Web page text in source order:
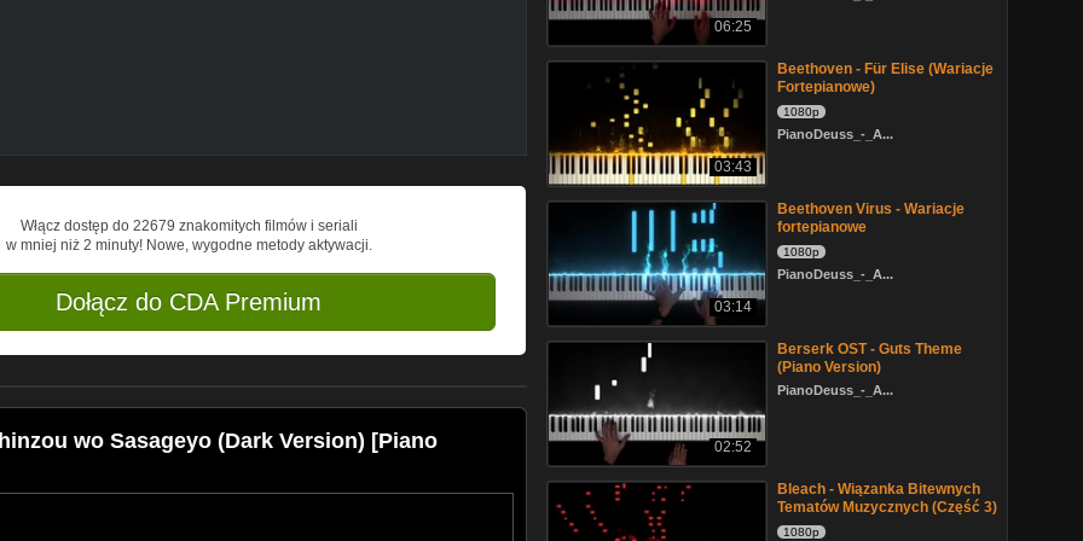
incorrect from a technical point of view.
or consult it with the teacher.
Włącz dostęp do 22679 znakomitych filmów i seriali
w mniej niż 2 minuty! Nowe, wygodne metody aktywacji.
Dołącz do CDA Premium
wo Sasageyo (Dark Version) [Piano
06:25
03:43
Beethoven - Für Elise (Wariacje
Fortepianowe)
1080p
PianoDeuss_-_A...
03:14
Beethoven Virus - Wariacje
fortepianowe
1080p
PianoDeuss_-_A...
02:52
Berserk OST - Guts Theme
(Piano Version)
PianoDeuss_-_A...
Bleach - Wiązanka Bitewnych
Tematów Muzycznych (Część 3)
1080p